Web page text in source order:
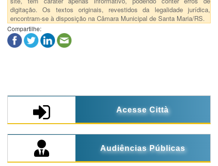
digitação. Os textos originais, revestidos da legalidade jurídica,
encontram-se à disposição na Câmara Municipal de Santa Maria/RS.
Compartilhe:
Acesse Città
Audiências Públicas